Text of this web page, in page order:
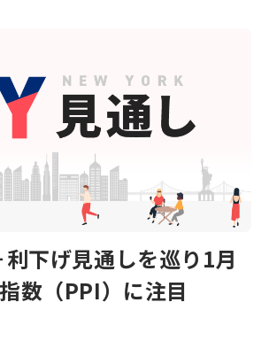
下げ見通しを巡り1月
数（PPI）に注目